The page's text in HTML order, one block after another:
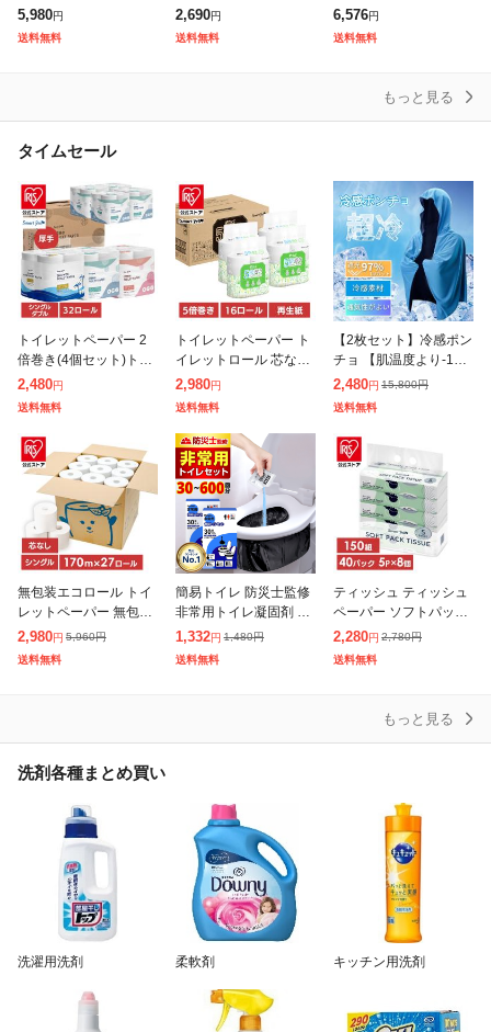
ッティ ボックスティッ
シュ まとめ買い スコッ
ティ ティッシュ 400枚
5,980円
送料無料
221 ユニバーサル・ペ
ーパー ティッシュ ティ
ッシュペーパー 箱なし
2,690円
送料無料
ティシュー 360枚 180
組 5箱 ×12個セット | ク
リネッ
6,576円
送料無料
もっと見る
タイムセール
トイレットペーパー 2
倍巻き(4個セット)トイ
レットペーパー 芯あり
8ロール 全3種類 ダブル
シングル 長持ち トイレ
ットロー
2,480円
送料無料
トイレットペーパー ト
イレットロール 芯なし
[16個]芯なし再生紙トイ
レットロール250m 4R
×4P 再生紙 5倍巻 FSC
認
2,980円
送料無料
【2枚セット】冷感ポン
チョ 【肌温度より-15°
C 冷却】クールパーカ
ー 冷感タオル 冷感スト
ール 冷却100% 冷感繊
維使用
2,480円 15,800円
送料無料
無包装エコロール トイ
レットペーパー 無包装
エコロール 古紙 エコ
大容量 無包装エコロー
ル170m×27巻 JPノー
2,980円 5,960円
送料無料
簡易トイレ 防災士監修
非常用トイレ凝固剤 15
年保存 1人30日分 防災
士監修 防災グッズ 除菌
消臭 携帯トイレ 防災グ
1,332円 1,480円
送料無料
ティッシュ ティッシュ
ペーパー ソフトパック
150組x5P [8個セット]
日用消耗品 家庭用 ソフ
トパックティッシュ テ
2,280円 2,780円
送料無料
もっと見る
洗剤各種まとめ買い
洗濯用洗剤 柔軟剤 キッチン用洗剤